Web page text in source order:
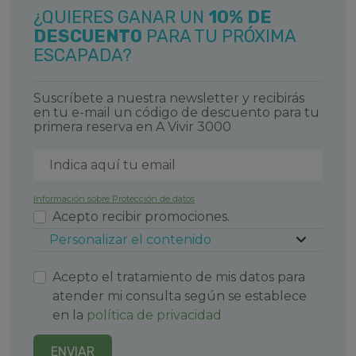
está muy cerca del centro de Suances, por lo
que es fácil acceder a restaurantes y cafés
después de un día en la playa.
Faro de Suances y los Acantilados:
Suances. Desde allí, podrás disfrutar de unas
vistas espectaculares del Mar Cantábrico y los
perfecto para ver el atardecer y tomar fotos
paseos tranquilos en medio de la naturaleza.
Ría de San Martín de la Arena:
lugar increíble para pasear, especialmente al
perfecta para practicar actividades como kayak o
simplemente caminar por sus alrededores. La
tranquilidad de sus aguas y el entorno natural la
convierten en un espacio ideal para desconectar
y disfrutar de la paz que ofrece.
¿QUIERES GANAR UN 10% DE
DESCUENTO PARA TU PRÓXIMA
ESCAPADA?
Suscríbete a nuestra newsletter y recibirás
en tu e-mail un código de descuento para tu
primera reserva en A Vivir 3000
Información sobre Protección de datos
Acepto recibir promociones.
Personalizar el contenido
Acepto el tratamiento de mis datos para
atender mi consulta según se establece
en la política de privacidad
ENVIAR